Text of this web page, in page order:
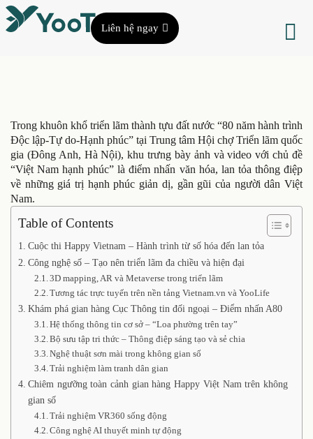
Liên hệ ngay
Trong khuôn khổ triển lãm thành tựu đất nước “80 năm hành trình
Độc lập-Tự do-Hạnh phúc” tại Trung tâm Hội chợ Triển lãm quốc
gia (Đông Anh, Hà Nội), khu trưng bày ảnh và video với chủ đề
“Việt Nam hạnh phúc” là điểm nhấn văn hóa, lan tỏa thông điệp
về những giá trị hạnh phúc giản dị, gần gũi của người dân Việt
Nam.
Table of Contents
Cuộc thi Happy Vietnam – Hành trình từ số hóa đến lan tỏa
Công nghệ số – Tạo nên triển lãm đa chiều và hiện đại
3D mapping, AR và Metaverse trong triển lãm
Tương tác trực tuyến trên nền tảng Vietnam.vn và YooLife
Khám phá gian hàng Cục Thông tin đối ngoại – Điểm nhấn A80
Hệ thống thông tin cơ sở – “Loa phường trên tay”
Bộ sưu tập tri thức – Thông điệp sáng tạo và sẻ chia
Nghệ thuật sơn mài trong không gian số
Trải nghiệm làm tranh dân gian
Chiêm ngưỡng toàn cảnh gian hàng Happy Việt Nam trên không
gian số
Trải nghiệm VR360 sống động
Công nghệ AI thuyết minh tự động